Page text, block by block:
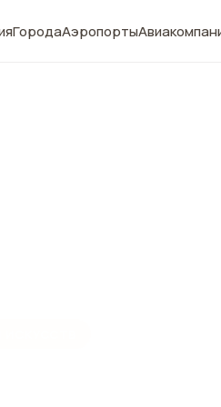
ГородаАэропорты